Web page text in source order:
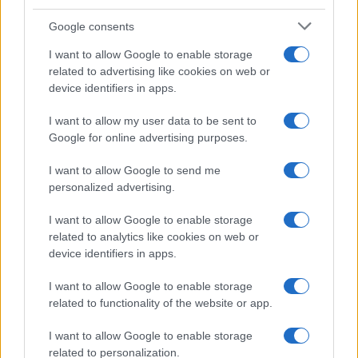
Google consents
I want to allow Google to enable storage
related to advertising like cookies on web or
device identifiers in apps.
I want to allow my user data to be sent to
Google for online advertising purposes.
I want to allow Google to send me
personalized advertising.
I want to allow Google to enable storage
related to analytics like cookies on web or
device identifiers in apps.
I want to allow Google to enable storage
related to functionality of the website or app.
I want to allow Google to enable storage
related to personalization.
22. Gurubi
Ágnes
23. Anne L.
Green
Keserűen édes
25. Náray
Tamás
Anyám szerint
26. Ian Gittins Depeche Mode
27. Colleen
Hoover
Ugly Love – Csúf szerelem
28. Magyar
A magyar helyesírás szabályai